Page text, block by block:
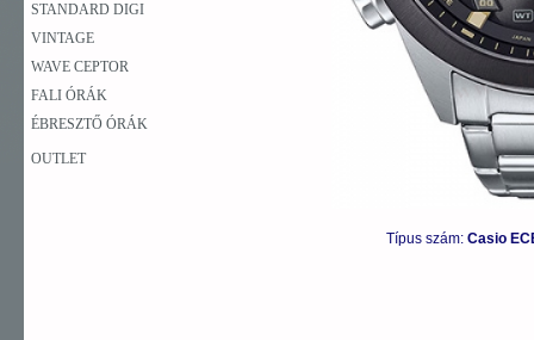
STANDARD DIGI
VINTAGE
WAVE CEPTOR
FALI ÓRÁK
ÉBRESZTŐ ÓRÁK
OUTLET
Típus szám: Casio